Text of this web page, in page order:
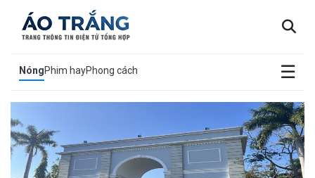
NóngPhim hayPhong cách ☰
×